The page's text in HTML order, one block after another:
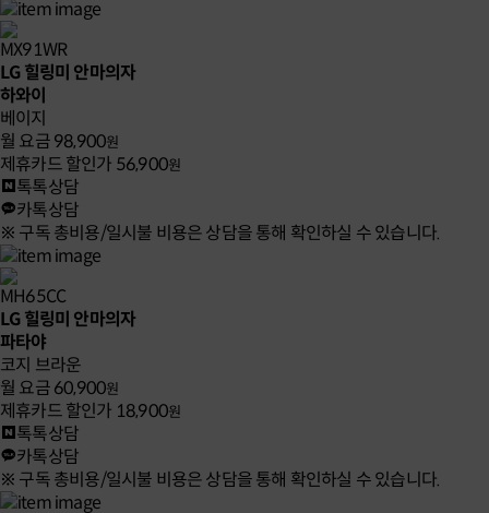
MX91WR
LG 힐링미 안마의자
하와이
베이지
월 요금98,900원
제휴카드 할인가 56,900원
톡톡상담
카톡상담
※ 구독 총비용/일시불 비용은 상담을 통해 확인하실 수 있습니다.
MH65CC
LG 힐링미 안마의자
파타야
코지 브라운
월 요금60,900원
제휴카드 할인가 18,900원
톡톡상담
카톡상담
※ 구독 총비용/일시불 비용은 상담을 통해 확인하실 수 있습니다.